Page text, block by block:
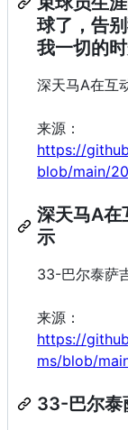
球了，告
我一切的
深天马A在互
来源：
https://
blob/main/
深天马A在
示
33-巴尔泰萨
来源：
https://
ms/blob/
33-巴尔泰